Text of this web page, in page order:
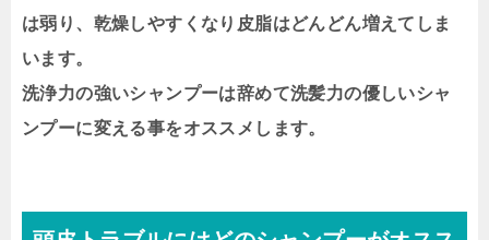
は弱り、乾燥しやすくなり皮脂はどんどん増えてしま
います。
洗浄力の強いシャンプーは辞めて洗髪力の優しいシャ
ンプーに変える事をオススメします。